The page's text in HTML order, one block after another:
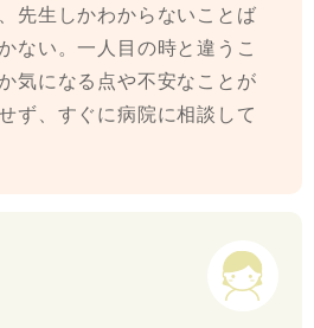
先生しかわからないことば
ない。一人目の時と違うこ
気になる点や不安なことが
ず、すぐに病院に相談して